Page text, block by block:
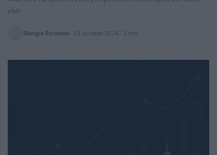
plus
Giorgia Stromeo · 23 octobre 2024 · 2 min